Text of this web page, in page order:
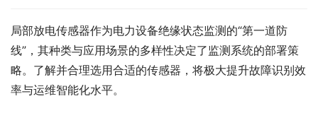
局部放电传感器作为电力设备绝缘状态监测的“第一道防
线”，其种类与应用场景的多样性决定了监测系统的部署策
略。了解并合理选用合适的传感器，将极大提升故障识别效
率与运维智能化水平。